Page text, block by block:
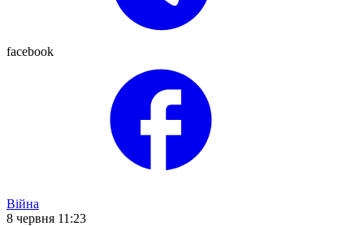
facebook
Війна
8 червня 11:23